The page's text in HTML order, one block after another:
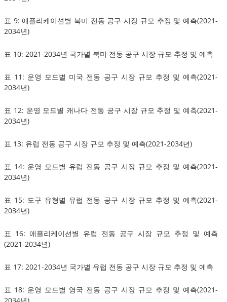
표 9: 애플리케이션별 북미 전동 공구 시장 규모 추정 및 예측(2021-
2034년)
표 10: 2021-2034년 국가별 북미 전동 공구 시장 규모 추정 및 예측
표 11: 운영 모드별 미국 전동 공구 시장 규모 추정 및 예측(2021-
2034년)
표 12: 운영 모드별 캐나다 전동 공구 시장 규모 추정 및 예측(2021-
2034년)
표 13: 유럽 전동 공구 시장 규모 추정 및 예측(2021-2034년)
표 14: 운영 모드별 유럽 전동 공구 시장 규모 추정 및 예측(2021-
2034년)
표 15: 도구 유형별 유럽 전동 공구 시장 규모 추정 및 예측(2021-
2034년)
표 16: 애플리케이션별 유럽 전동 공구 시장 규모 추정 및 예측
(2021-2034년)
표 17: 2021-2034년 국가별 유럽 전동 공구 시장 규모 추정 및 예측
표 18: 운영 모드별 영국 전동 공구 시장 규모 추정 및 예측(2021-